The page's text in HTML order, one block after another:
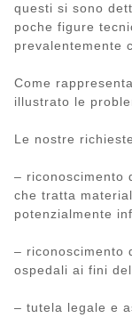
questi si sono
poche figure
prevalentemente
Come
illustrato le
Le nostre
– riconoscimento
che tratta
potenzialmente
– riconoscimento
ospedali ai fini
– tutela legale e